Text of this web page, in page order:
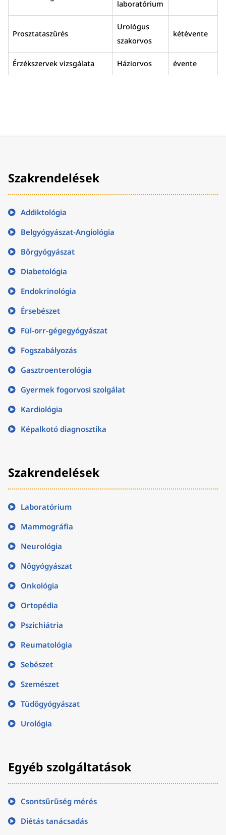
laboratórium
Prosztataszűrés
Urológus
szakorvos
kétévente
Érzékszervek vizsgálata Háziorvos évente
Szakrendelések
Addiktológia
Belgyógyászat-Angiológia
Bőrgyógyászat
Diabetológia
Endokrinológia
Érsebészet
Fül-orr-gégegyógyászat
Fogszabályozás
Gasztroenterológia
Gyermek fogorvosi szolgálat
Kardiológia
Képalkotó diagnosztika
Szakrendelések
Laboratórium
Mammográfia
Neurológia
Nőgyógyászat
Onkológia
Ortopédia
Pszichiátria
Reumatológia
Sebészet
Szemészet
Tüdőgyógyászat
Urológia
Egyéb szolgáltatások
Csontsűrűség mérés
Diétás tanácsadás